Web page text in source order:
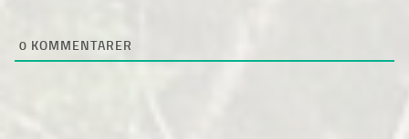
0 KOMMENTARER